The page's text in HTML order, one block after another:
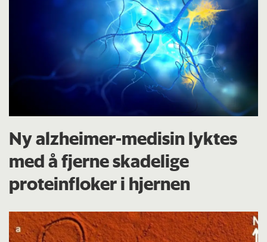
Ny alzheimer-medisin lyktes
med å fjerne skadelige
proteinfloker i hjernen